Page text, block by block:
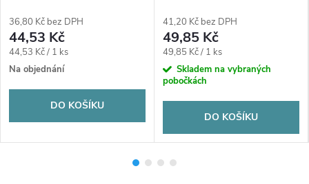
36,80 Kč bez DPH
44,53 Kč
Měrná
cena:
44,53 Kč / 1 ks
Na objednání
DO KOŠÍKU
41,20 Kč bez DPH
49,85 Kč
Měrná
cena:
49,85 Kč / 1 ks
Skladem na vybraných
pobočkách
DO KOŠÍKU